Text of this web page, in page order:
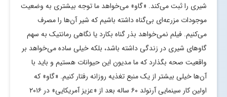
شیری را ثبت می‌کند. «گاو» می‌خواهد ما توجه بیشتری به وضعیت
موجودات مزرعه‌ای بی‌گناه داشته باشیم که شیر آن‌ها را مصرف
می‌کنیم. فیلم نمی‌خواهد بذر گناه بکارد یا نگاهی رمانتیک به سهم
گاوهای شیری در زندگی داشته باشد، بلکه خیلی ساده می‌خواهد بر
واقعیت صحه بگذارد که ما مدیون این حیوانات هستیم و باید با
آن‌ها خیلی بیشتر از یک منبع تغذیه روزانه رفتار کنیم. «گاو» که
اولین کار سینمایی آرنولد ۶۰ ساله بعد از «عزیز آمریکایی» در ۲۰۱۶